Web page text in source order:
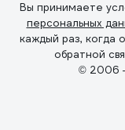
Вы принимаете
персональных
каждый раз, когда
обратной
© 2006